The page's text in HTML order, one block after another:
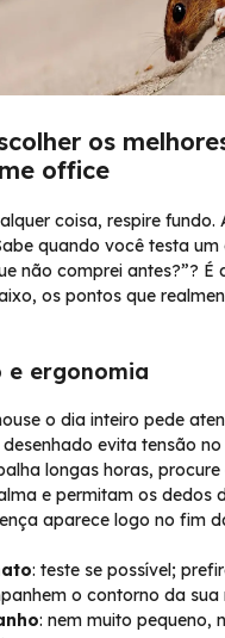
os
office
coisa, respire fundo.
quando você testa
não comprei antes?”? É
os pontos que
e ergonomia
o dia inteiro pede
evita tensão
longas horas,
e permitam os dedos
aparece logo no fim
: teste se possível;
o contorno da sua
: nem muito pequeno,